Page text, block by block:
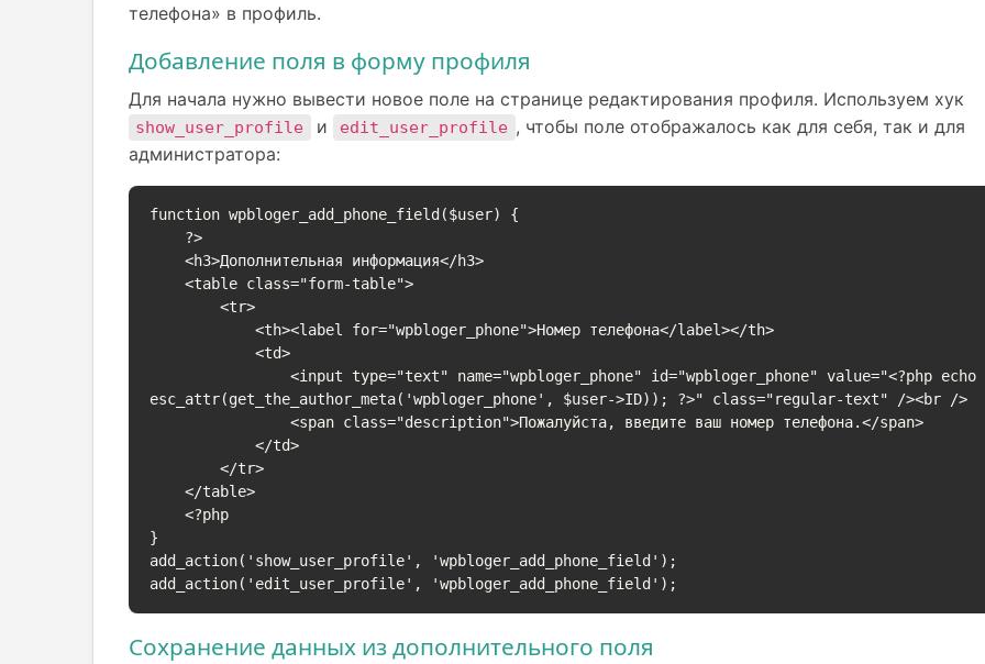
телефона» в профиль.
Добавление поля в форму профиля
Для начала нужно вывести новое поле на странице редактирования профиля. Используем хук
show_user_profile и edit_user_profile , чтобы поле отображалось как для себя, так и для
администратора:
function wpbloger_add_phone_field($user) {
    <h3>Дополнительная информация</h3>
    <table class="form-table">
        <tr>
            <th><label for="wpbloger_phone">Номер телефона</label></th>
            <td>
                <input type="text" name="wpbloger_phone" id="wpbloger_phone" value="<?php echo
esc_attr(get_the_author_meta('wpbloger_phone', $user->ID)); ?>" class="regular-text" /><br />
                <span class="description">Пожалуйста, введите ваш номер телефона.</span>
            </td>
        </tr>
    </table>
    <?php
}
add_action('show_user_profile', 'wpbloger_add_phone_field');
add_action('edit_user_profile', 'wpbloger_add_phone_field');
Сохранение данных из дополнительного поля